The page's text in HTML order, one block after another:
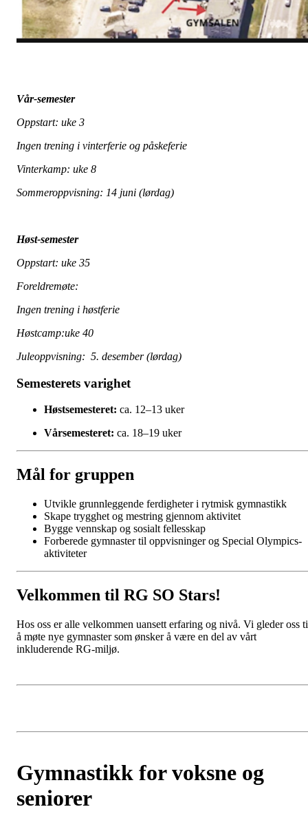
Vår-semester
Oppstart: uke 3
Ingen trening i vinterferie og påskeferie
Vinterkamp: uke 8
Sommeroppvisning: 14 juni (lørdag)
Høst-semester
Oppstart: uke 35
Foreldremøte:
Ingen trening i høstferie
Høstcamp:uke 40
Juleoppvisning: 5. desember (lørdag)
Semesterets varighet
Høstsemesteret: ca. 12–13 uker
Vårsemesteret: ca. 18–19 uker
Mål for gruppen
Utvikle grunnleggende ferdigheter i rytmisk gymnastikk
Skape trygghet og mestring gjennom aktivitet
Bygge vennskap og sosialt fellesskap
Forberede gymnaster til oppvisninger og Special Olympics-
aktiviteter
Velkommen til RG SO Stars!
Hos oss er alle velkommen uansett erfaring og nivå. Vi gleder oss
å møte nye gymnaster som ønsker å være en del av vårt
inkluderende RG-miljø.
Gymnastikk for voksne og
seniorer